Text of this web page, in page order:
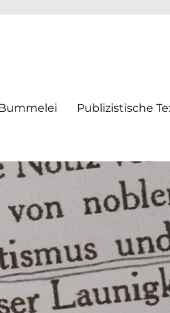
Publizistische